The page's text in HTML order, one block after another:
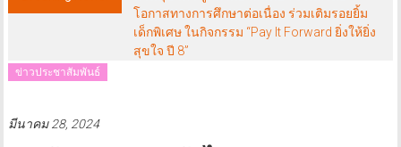
โอกาสทางการศึกษาต่อเนื่อง ร่วมเติมรอยยิ้ม
เด็กพิเศษ ในกิจกรรม “Pay It Forward ยิ่งให้ยิ่ง
สุขใจ ปี 8”
ข่าวประชาสัมพันธ์
มีนาคม 28, 2024